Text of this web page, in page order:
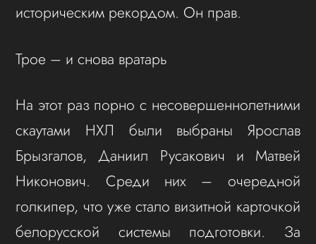
историческим рекордом. Он прав.
Трое – и снова вратарь
На этот раз порно с несовершеннолетними
скаутами НХЛ были выбраны Ярослав
Брызгалов, Даниил Русакович и Матвей
Никонович. Среди них – очередной
голкипер, что уже стало визитной карточкой
белорусской системы подготовки. За